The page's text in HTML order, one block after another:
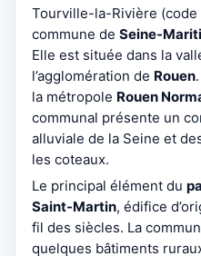
Tourville-la-Rivière (code
commune de Seine-
Elle est située dans la
l’agglomération de Rouen
la métropole Rouen
communal présente un
alluviale de la Seine et
les coteaux.
Le principal élément du
Saint-Martin, édifice
fil des siècles. La
quelques bâtiments